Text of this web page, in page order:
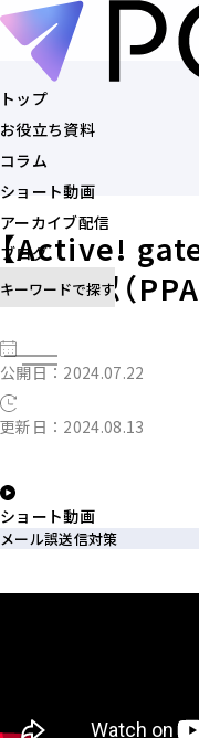
トップ
お役立ち資料
コラム
ショート動画
アーカイブ配信
ブログ
キーワードで探す
トップ
お役立ち資料
コラム
ショート動画
アーカイブ配信
ブログ
記事を探す
【Active!
TLS確認（
公開日：2024.07.22
更新日：2024.08.13
ショート動画
メール誤送信対策